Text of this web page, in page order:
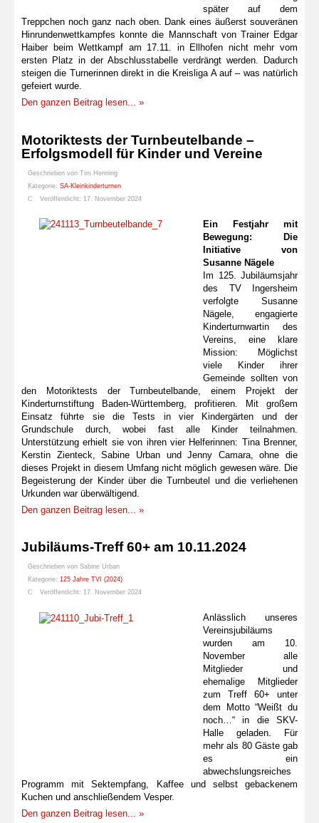
später auf dem
Treppchen noch ganz nach oben. Dank eines äußerst souveränen
Hinrundenwettkampfes konnte die Mannschaft von Trainer Edgar
Haiber beim Wettkampf am 17.11. in Ellhofen nicht mehr vom
ersten Platz in der Abschlusstabelle verdrängt werden. Dadurch
steigen die Turnerinnen direkt in die Kreisliga A auf – was natürlich
gefeiert wurde.
Den ganzen Beitrag lesen... »
Motoriktests der Turnbeutelbande –
Erfolgsmodell für Kinder und Vereine
Geschrieben von Tim Henning
Kategorie: SA-Kleinkinderturnen
Veröffentlicht: 17. November 2024
Ein Festjahr mit
Bewegung: Die
Initiative von
Susanne Nägele
Im 125. Jubiläumsjahr
des TV Ingersheim
verfolgte Susanne
Nägele, engagierte
Kinderturnwartin des
Vereins, eine klare
Mission: Möglichst
viele Kinder ihrer
Gemeinde sollten von
den Motoriktests der Turnbeutelbande, einem Projekt der
Kinderturnstiftung Baden-Württemberg, profitieren. Mit großem
Einsatz führte sie die Tests in vier Kindergärten und der
Grundschule durch, wobei fast alle Kinder teilnahmen.
Unterstützung erhielt sie von ihren vier Helferinnen: Tina Brenner,
Kerstin Zienteck, Sabine Urban und Jenny Camara, ohne die
dieses Projekt in diesem Umfang nicht möglich gewesen wäre. Die
Begeisterung der Kinder über die Turnbeutel und die verliehenen
Urkunden war überwältigend.
Den ganzen Beitrag lesen... »
Jubiläums-Treff 60+ am 10.11.2024
Geschrieben von Sabine Urban
Kategorie: 125 Jahre TVI (2024)
Veröffentlicht: 17. November 2024
Anlässlich unseres
Vereinsjubiläums
wurden am 10.
November alle
Mitglieder und
ehemalige Mitglieder
zum Treff 60+ unter
dem Motto “Weißt du
noch…“ in die SKV-
Halle geladen. Für
mehr als 80 Gäste gab
es ein
abwechslungsreiches
Programm mit Sektempfang, Kaffee und selbst gebackenem
Kuchen und anschließendem Vesper.
Den ganzen Beitrag lesen... »